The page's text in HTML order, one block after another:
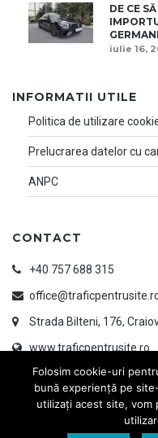
DE CE
iulie 16,
INFORMATII UTILE
Politica de utilizare
Prelucrarea datelor cu
ANPC
CONTACT
+40 757 688 315
Strada Bilteni, 176,
www.traficpentrusite.ro
Folosim cookie-uri
bună experiență pe
utilizați acest site, vom